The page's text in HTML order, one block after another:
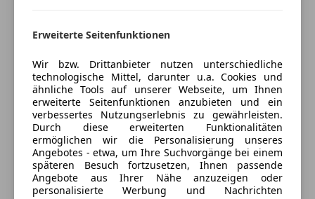
Sternebewertung 5 von 5
5Sterne
(100% Weiterempfehlungen)
Anbieter auf AutoScout24 seit 2025
Im Gewerbepark 2-4,
3580 Horn, AT
Kontakt
Erweiterte Seitenfunktionen
Wir bzw. Drittanbieter nutzen unterschiedliche
technologische Mittel, darunter u.a. Cookies und
ähnliche Tools auf unserer Webseite, um Ihnen
erweiterte Seitenfunktionen anzubieten und ein
verbessertes Nutzungserlebnis zu gewährleisten.
Durch diese erweiterten Funktionalitäten
ermöglichen wir die Personalisierung unseres
Angebotes - etwa, um Ihre Suchvorgänge bei einem
späteren Besuch fortzusetzen, Ihnen passende
Angebote aus Ihrer Nähe anzuzeigen oder
personalisierte Werbung und Nachrichten